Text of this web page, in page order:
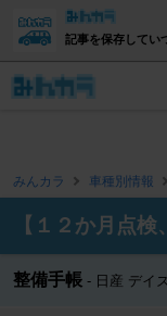
記事を保存してい
みんカラ 車種別情報
【１２か月点検
整備手帳 日産 デイ